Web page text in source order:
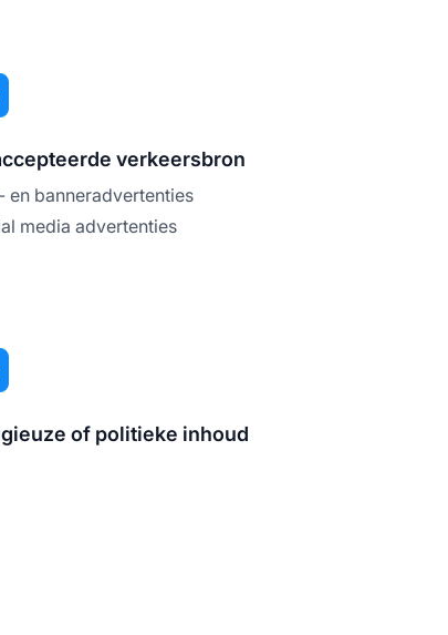
verkeersbron
en banneradvertenties
media advertenties
of politieke inhoud